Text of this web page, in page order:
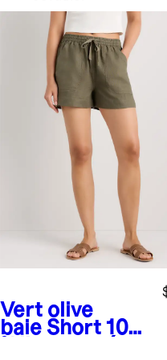
Vert olive
baie Short 100